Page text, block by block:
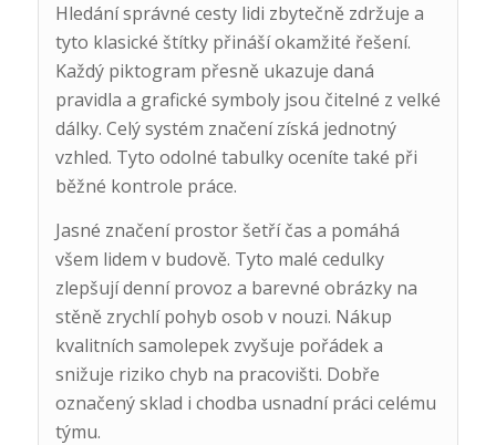
Hledání správné cesty lidi zbytečně zdržuje a
tyto klasické štítky přináší okamžité řešení.
Každý piktogram přesně ukazuje daná
pravidla a grafické symboly jsou čitelné z velké
dálky. Celý systém značení získá jednotný
vzhled. Tyto odolné tabulky oceníte také při
běžné kontrole práce.
Jasné značení prostor šetří čas a pomáhá
všem lidem v budově. Tyto malé cedulky
zlepšují denní provoz a barevné obrázky na
stěně zrychlí pohyb osob v nouzi. Nákup
kvalitních samolepek zvyšuje pořádek a
snižuje riziko chyb na pracovišti. Dobře
označený sklad i chodba usnadní práci celému
týmu.